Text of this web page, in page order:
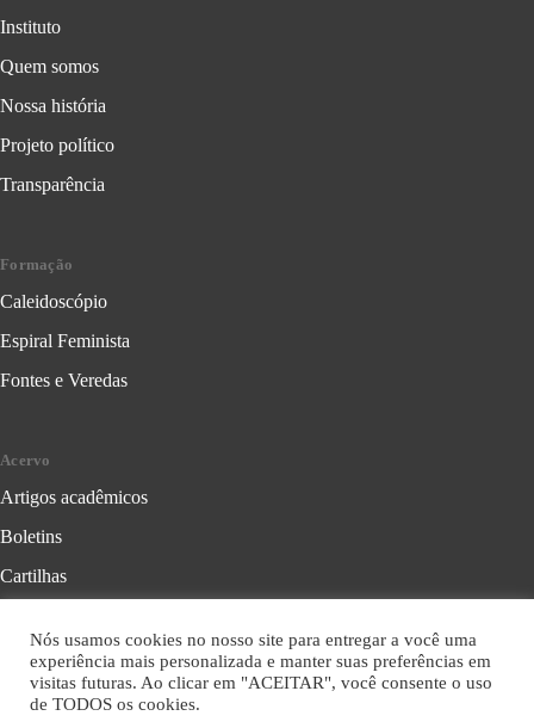
Instituto
Quem somos
Nossa história
Projeto político
Transparência
Formação
Caleidoscópio
Espiral Feminista
Fontes e Veredas
Acervo
Artigos acadêmicos
Boletins
Cartilhas
Folhetos
Livros
Nós usamos cookies no nosso site para entregar a você uma
experiência mais personalizada e manter suas preferências em
visitas futuras. Ao clicar em "ACEITAR", você consente o uso
de TODOS os cookies.